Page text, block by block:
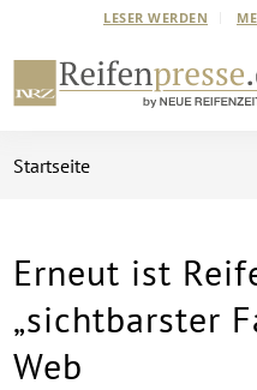
LESER WERDEN
Startseite
Erneut ist
„sichtbarster
Web